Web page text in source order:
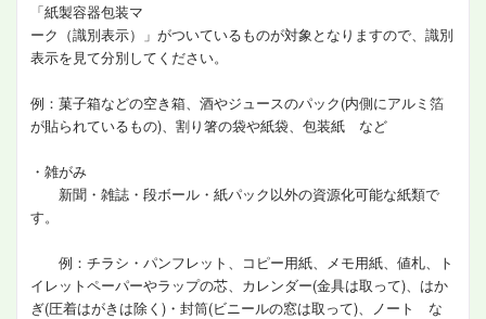
「紙製容器包装マ
ーク（識別表示）」がついているものが対象となりますので、識別
表示を見て分別してください。
例：菓子箱などの空き箱、酒やジュースのパック(内側にアルミ箔
が貼られているもの)、割り箸の袋や紙袋、包装紙 など
・雑がみ
新聞・雑誌・段ボール・紙パック以外の資源化可能な紙類で
す。
例：チラシ・パンフレット、コピー用紙、メモ用紙、値札、ト
イレットペーパーやラップの芯、カレンダー(金具は取って)、はか
ぎ(圧着はがきは除く)・封筒(ビニールの窓は取って)、ノート な